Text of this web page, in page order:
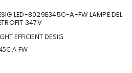
LED-8029E345C-A-FW LAMPE DEL
347V
EFFICIENT DESIG
A-FW